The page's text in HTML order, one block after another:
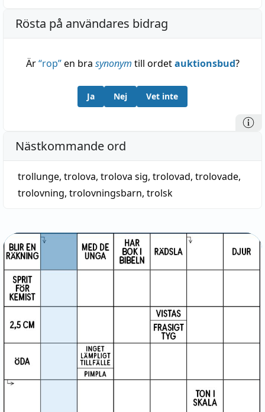
Rösta på användares bidrag
Är“rop”en bra synonym till ordetauktionsbud?
Ja Nej Vet inte
Nästkommande ord
trollunge, trolova, trolova sig, trolovad, trolovade,
trolovning, trolovningsbarn, trolsk